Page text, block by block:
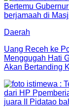
Daerah
Uang Receh ke
Menggugah Hati
Akan Bertanding